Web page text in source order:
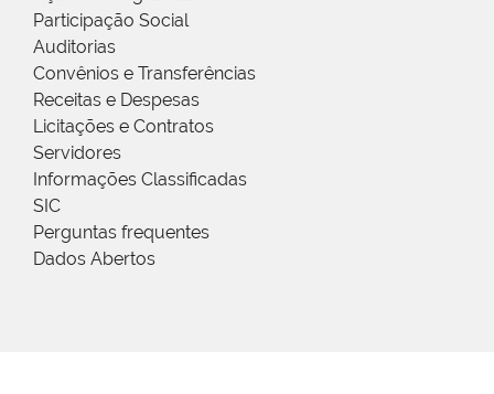
Participação Social
Auditorias
Convênios e Transferências
Receitas e Despesas
Licitações e Contratos
Servidores
Informações Classificadas
SIC
Perguntas frequentes
Dados Abertos